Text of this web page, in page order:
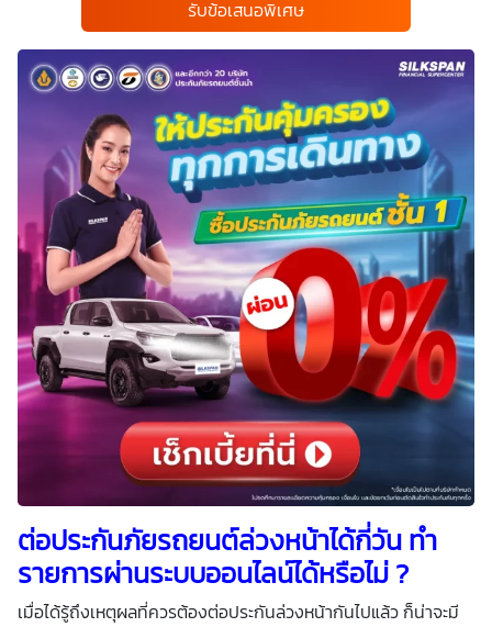
รับข้อเสนอพิเศษ
ต่อประกันภัยรถยนต์ล่วงหน้าได้กี่วัน ทำ
รายการผ่านระบบออนไลน์ได้หรือไม่ ?
เมื่อได้รู้ถึงเหตุผลที่ควรต้องต่อประกันล่วงหน้ากันไปแล้ว ก็น่าจะมี